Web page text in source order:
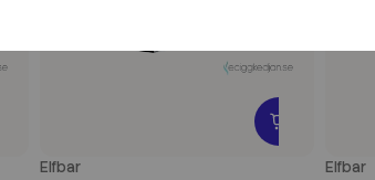
Elfbar Elfbar